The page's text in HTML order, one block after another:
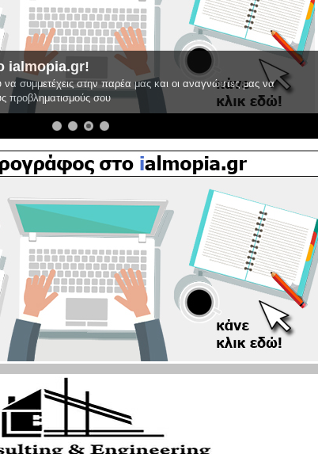
ialmopia.gr!
συμμετέχεις στην παρέα μας και οι αναγνώστες μας να
προβληματισμούς σου